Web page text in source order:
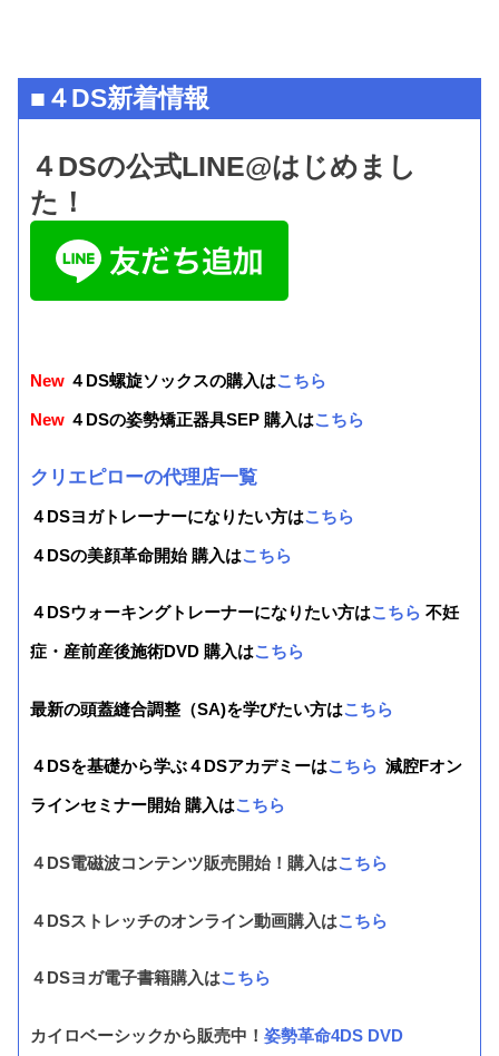
■４DS新着情報
４DSの公式LINE@はじめまし
た！
New ４DS螺旋ソックスの購入はこちら
New ４DSの姿勢矯正器具SEP 購入はこちら
クリエピローの代理店一覧
４DSヨガトレーナーになりたい方はこちら
４DSの美顔革命開始 購入はこちら
４DSウォーキングトレーナーになりたい方はこちら 不妊
症・産前産後施術DVD 購入はこちら
最新の頭蓋縫合調整（SA)を学びたい方はこちら
４DSを基礎から学ぶ４DSアカデミーはこちら 減腔Fオン
ラインセミナー開始 購入はこちら
４DS電磁波コンテンツ販売開始！購入はこちら
４DSストレッチのオンライン動画購入はこちら
４DSヨガ電子書籍購入はこちら
カイロベーシックから販売中！姿勢革命4DS DVD